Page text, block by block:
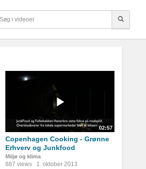
02:57
Copenhagen Cooking - Grønne
Erhverv og Junkfood
Miljø og klima
887 views 1. oktober 2013